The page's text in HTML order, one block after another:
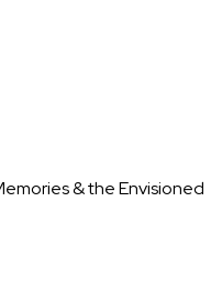
& the Envisioned